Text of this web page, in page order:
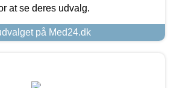
at se deres udvalg.
på Med24.dk